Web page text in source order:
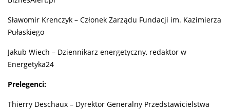
Sławomir Krenczyk – Członek Zarządu Fundacji im. Kazimierza
Pułaskiego
Jakub Wiech – Dziennikarz energetyczny, redaktor w
Energetyka24
Prelegenci:
Thierry Deschaux – Dyrektor Generalny Przedstawicielstwa